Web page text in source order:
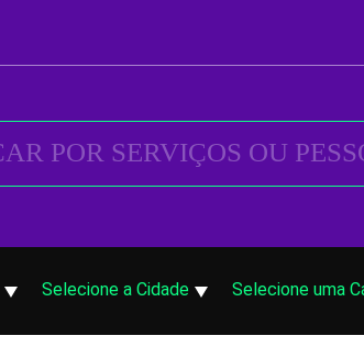
Selecione a Cidade Selecione uma